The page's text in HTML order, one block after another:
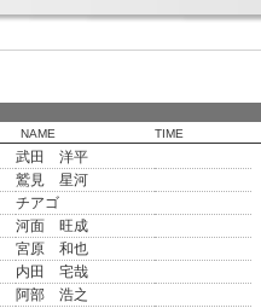
NAME TIME
武田 洋平
鷲見 星河
チアゴ
河面 旺成
宮原 和也
内田 宅哉
阿部 浩之